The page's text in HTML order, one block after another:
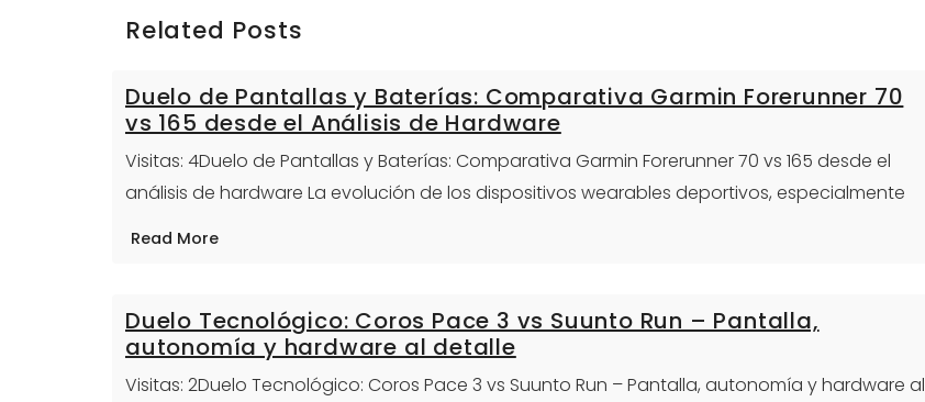
Related Posts
Duelo de Pantallas y Baterías: Comparativa Garmin Forerunner 70
vs 165 desde el Análisis de Hardware
Visitas: 4Duelo de Pantallas y Baterías: Comparativa Garmin Forerunner 70 vs 165 desde el
análisis de hardware La evolución de los dispositivos wearables deportivos, especialmente
Read More
Duelo Tecnológico: Coros Pace 3 vs Suunto Run – Pantalla,
autonomía y hardware al detalle
Visitas: 2Duelo Tecnológico: Coros Pace 3 vs Suunto Run – Pantalla, autonomía y hardware al